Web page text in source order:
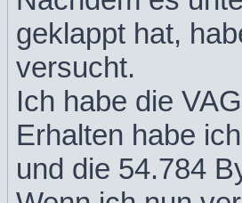
geklappt hat,
versucht.
Ich habe die
Erhalten habe
und die 54.784